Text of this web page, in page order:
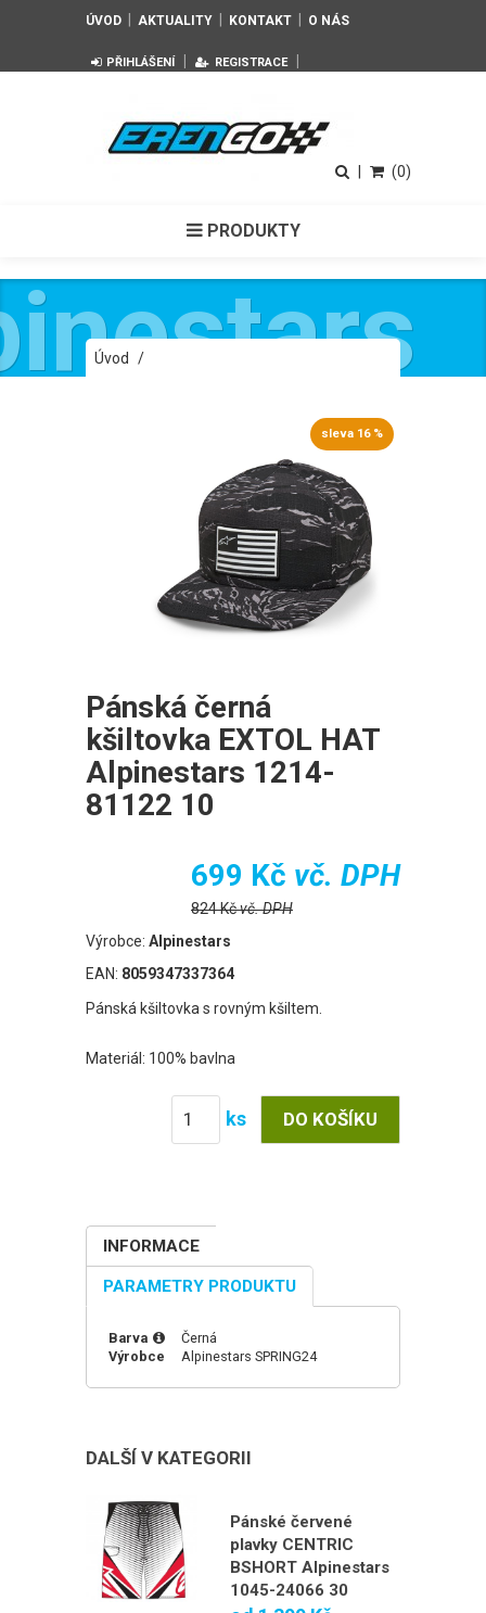
ÚVOD AKTUALITY KONTAKT O NÁS
PŘIHLÁŠENÍ REGISTRACE
(0)
PRODUKTY
Úvod /
sleva 16 %
Pánská černá
kšiltovka EXTOL HAT
Alpinestars 1214-
81122 10
699 Kč vč. DPH
824 Kčvč. DPH
Výrobce: Alpinestars
EAN: 8059347337364
Pánská kšiltovka s rovným kšiltem.
Materiál: 100% bavlna
ks
INFORMACE
PARAMETRY PRODUKTU
Barva
Černá
Výrobce
Alpinestars SPRING24
DALŠÍ V KATEGORII
Pánské červené
plavky CENTRIC
BSHORT Alpinestars
1045-24066 30